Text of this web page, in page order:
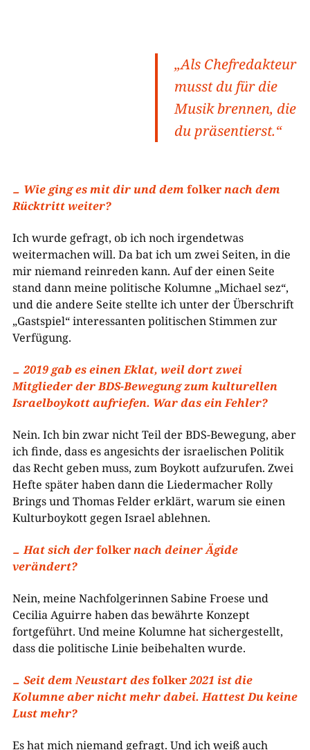
„Als Chefredakteur
musst du für die
Musik brennen, die
du präsentierst.“
Wie ging es mit dir und dem folkernach dem
Rücktritt weiter?
Ich wurde gefragt, ob ich noch irgendetwas
weitermachen will. Da bat ich um zwei Seiten, in die
mir niemand reinreden kann. Auf der einen Seite
stand dann meine politische Kolumne „Michael sez“,
und die andere Seite stellte ich unter der Überschrift
„Gastspiel“ interessanten politischen Stimmen zur
Verfügung.
2019 gab es einen Eklat, weil dort zwei
Mitglieder der BDS-Bewegung zum kulturellen
Israelboykott aufriefen. War das ein Fehler?
Nein. Ich bin zwar nicht Teil der BDS-Bewegung, aber
ich finde, dass es angesichts der israelischen Politik
das Recht geben muss, zum Boykott aufzurufen. Zwei
Hefte später haben dann die Liedermacher Rolly
Brings und Thomas Felder erklärt, warum sie einen
Kulturboykott gegen Israel ablehnen.
Hat sich derfolkernach deiner Ägide
verändert?
Nein, meine Nachfolgerinnen Sabine Froese und
Cecilia Aguirre haben das bewährte Konzept
fortgeführt. Und meine Kolumne hat sichergestellt,
dass die politische Linie beibehalten wurde.
Seit dem Neustart desfolker2021 ist die
Kolumne aber nicht mehr dabei. Hattest Du keine
Lust mehr?
Es hat mich niemand gefragt. Und ich weiß auch